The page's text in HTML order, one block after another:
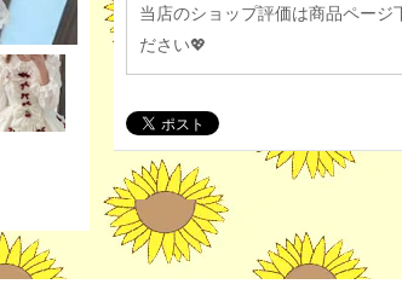
当店のショップ評価は商品ページ
ださい💖